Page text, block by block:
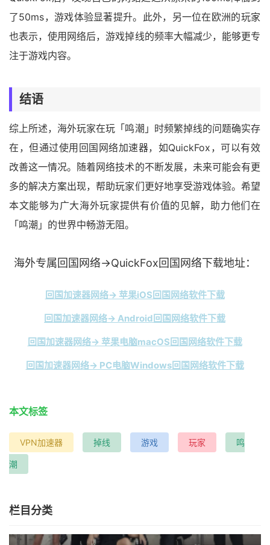
了50ms，游戏体验显著提升。此外，另一位在欧洲的玩家
也表示，使用网络后，游戏掉线的频率大幅减少，能够更专
注于游戏内容。
结语
综上所述，海外玩家在玩「鸣潮」时频繁掉线的问题确实存
在，但通过使用回国网络加速器，如QuickFox，可以有效
改善这一情况。随着网络技术的不断发展，未来可能会有更
多的解决方案出现，帮助玩家们更好地享受游戏体验。希望
本文能够为广大海外玩家提供有价值的见解，助力他们在
「鸣潮」的世界中畅游无阻。
海外专属回国网络→QuickFox回国网络下载地址：
回国加速器网络→ 苹果iOS回国网络软件下载
回国加速器网络→ Android回国网络软件下载
回国加速器网络→ 苹果电脑macOS回国网络软件下载
回国加速器网络→ PC电脑Windows回国网络软件下载
本文标签
VPN加速器 掉线 游戏 玩家 鸣
潮
栏目分类